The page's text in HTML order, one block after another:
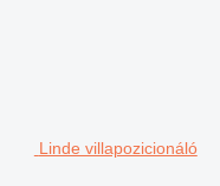
Linde villapozicionáló